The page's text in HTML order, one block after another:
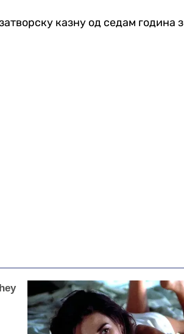
казну од седам